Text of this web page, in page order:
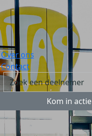
Over ons
Contact
Kom in actie